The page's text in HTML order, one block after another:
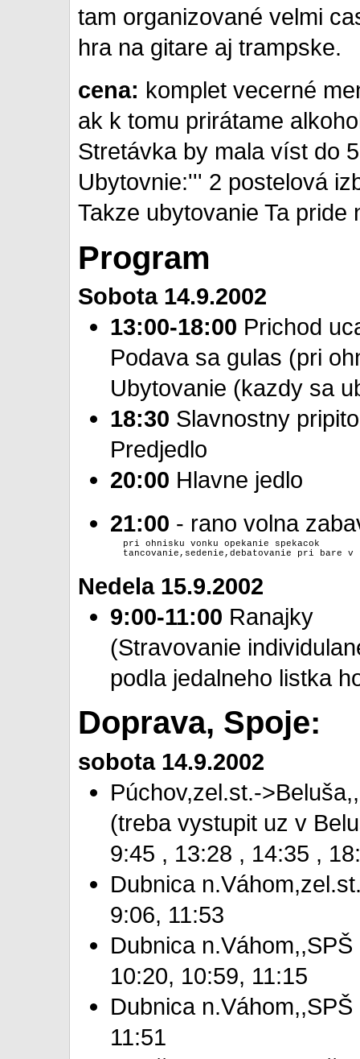
tam organizované velmi
hra na gitare aj trampske.
cena: komplet vecerné
ak k tomu prirátame
Stretávka by mala víst do
Ubytovnie:''' 2 postelová
Takze ubytovanie Ta pride
Program
Sobota 14.9.2002
13:00-18:00 Prichod
Podava sa gulas (pri
Ubytovanie (kazdy sa
18:30 Slavnostny
Predjedlo
20:00 Hlavne jedlo
21:00 - rano volna
        pri ohnisku vonku opekanie spekacok
Nedela 15.9.2002
9:00-11:00 Ranajky
(Stravovanie
podla jedalneho listka
Doprava, Spoje:
sobota 14.9.2002
Púchov,zel.st.-
(treba vystupit uz v
9:45 , 13:28 , 14:35 ,
Dubnica
9:06, 11:53
Dubnica
10:20, 10:59, 11:15
Dubnica
11:51